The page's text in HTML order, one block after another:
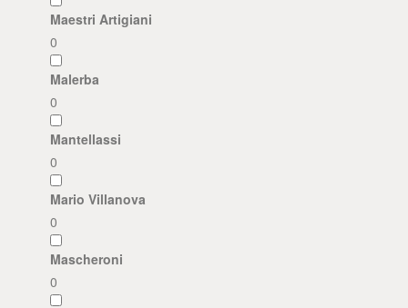
Maestri Artigiani
0
Malerba
0
Mantellassi
0
Mario Villanova
0
Mascheroni
0